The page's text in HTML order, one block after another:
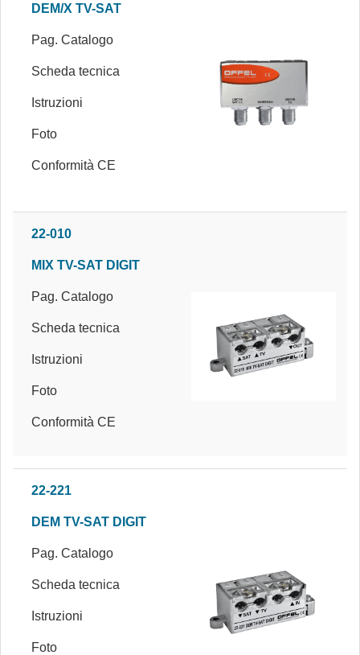
DEM/X TV-SAT
Pag. Catalogo
Scheda tecnica
Istruzioni
Foto
Conformità CE
22-010
MIX TV-SAT DIGIT
Pag. Catalogo
Scheda tecnica
Istruzioni
Foto
Conformità CE
22-221
DEM TV-SAT DIGIT
Pag. Catalogo
Scheda tecnica
Istruzioni
Foto